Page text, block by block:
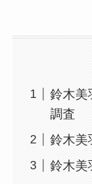
鈴木美
調査
鈴木美
鈴木美